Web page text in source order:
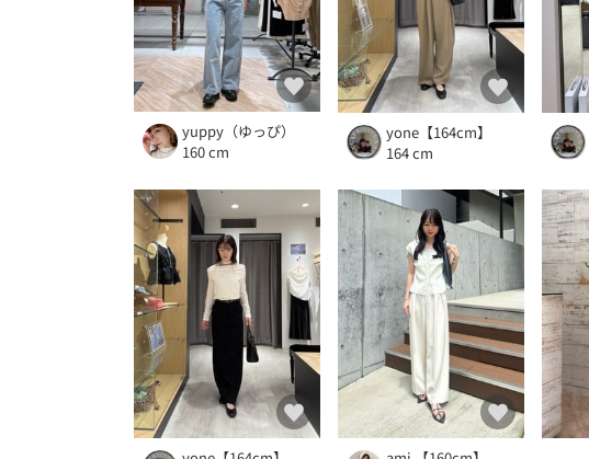
yuppy（ゆっぴ）
160 cm
yone【164cm】
164 cm